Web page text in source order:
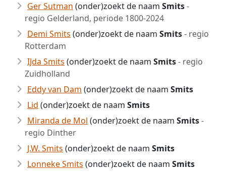
Ger Sutman (onder)zoekt de naam Smits-
regio Gelderland, periode 1800-2024
Demi Smits (onder)zoekt de naam Smits- regio
Rotterdam
IJda Smits (onder)zoekt de naam Smits- regio
Zuidholland
Eddy van Dam (onder)zoekt de naam Smits
Lid (onder)zoekt de naam Smits
Miranda de Mol (onder)zoekt de naam Smits-
regio Dinther
J.W. Smits (onder)zoekt de naam Smits
Lonneke Smits (onder)zoekt de naam Smits